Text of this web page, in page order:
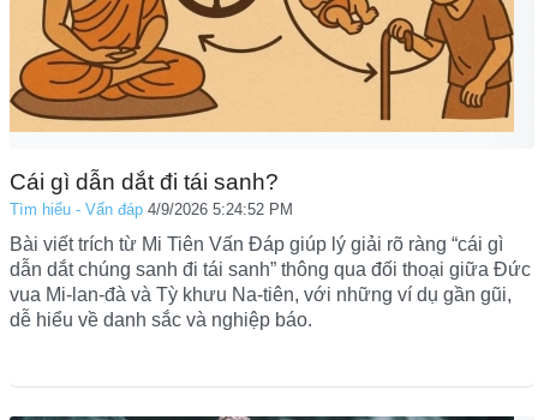
Cái gì dẫn dắt đi tái sanh?
Tìm hiểu - Vấn đáp 4/9/2026 5:24:52 PM
Bài viết trích từ Mi Tiên Vấn Đáp giúp lý giải rõ ràng “cái gì
dẫn dắt chúng sanh đi tái sanh” thông qua đối thoại giữa Đức
vua Mi-lan-đà và Tỳ khưu Na-tiên, với những ví dụ gần gũi,
dễ hiểu về danh sắc và nghiệp báo.